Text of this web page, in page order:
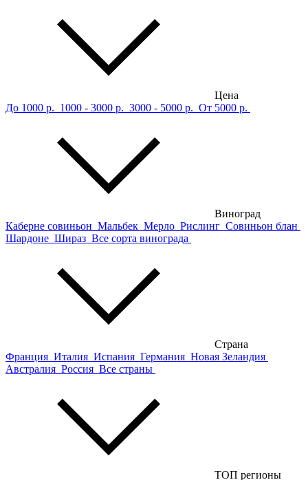
Цена
До 1000 р. 1000 - 3000 р. 3000 - 5000 р. От 5000 р.
Виноград
Каберне совиньон Мальбек Мерло Рислинг Совиньон блан
Шардоне Шираз Все сорта винограда
Страна
Франция Италия Испания Германия Новая Зеландия
Австралия Россия Все страны
ТОП регионы